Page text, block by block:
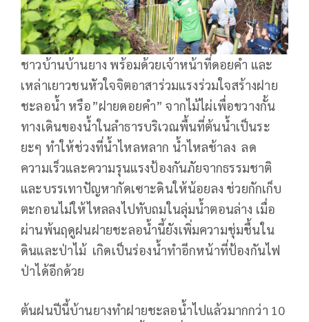
ชาวบ้านบ้านยาง พร้อมด้วยเจ้าหน้าที่ดอยคำ และ
เหล่าเยาวชนหัวใจจิตอาสาร่วมแรงร่วมใจสร้างฝาย
ชะลอน้ำ หรือ”ฝายดอยคำ” จากไม้ไผ่เพื่อขวางกั้น
ทางเดินของน้ำในลำธารบริเวณพื้นที่ต้นน้ำเป็นระ
ยะๆ ทำให้ช่วงที่น้ำไหลหลาก น้ำไหลช้าลง ลด
ความเร็วและความรุนแรงป้องกันภัยจากธรรมชาติ
และบรรเทาปัญหากัดเซาะดินให้น้อยลง ช่วยกักเก็บ
ตะกอนไม่ให้ไหลลงไปทับถมในลุ่มน้ำตอนล่าง เมื่อ
ผ่านพ้นฤดูฝนฝายชะลอน้ำนี้ยังเพิ่มความชุ่มชื้นใน
ดินและป่าไม้ เกิดเป็นร่องน้ำทำอีกหน้าที่ป้องกันไฟ
ป่าได้อีกด้วย
ต้นฝนปีนี้บ้านยางทำฝายชะลอน้ำไปแล้วมากกว่า 10